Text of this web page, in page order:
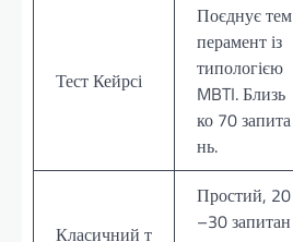
Тест Кейрсі
Поєднує тем
перамент із
типологією
MBTI. Близь
ко 70 запита
нь.
Класичний т
Простий, 20
–30 запитан